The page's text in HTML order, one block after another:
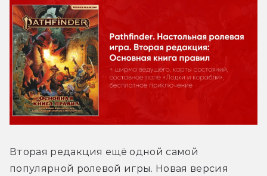
Вторая редакция ещё одной самой
популярной ролевой игры. Новая версия